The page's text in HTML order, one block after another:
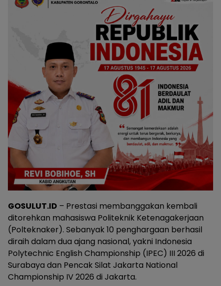
GOSULUT.ID – Prestasi membanggakan kembali
ditorehkan mahasiswa Politeknik Ketenagakerjaan
(Polteknaker). Sebanyak 10 penghargaan berhasil
diraih dalam dua ajang nasional, yakni Indonesia
Polytechnic English Championship (IPEC) III 2026 di
Surabaya dan Pencak Silat Jakarta National
Championship IV 2026 di Jakarta.